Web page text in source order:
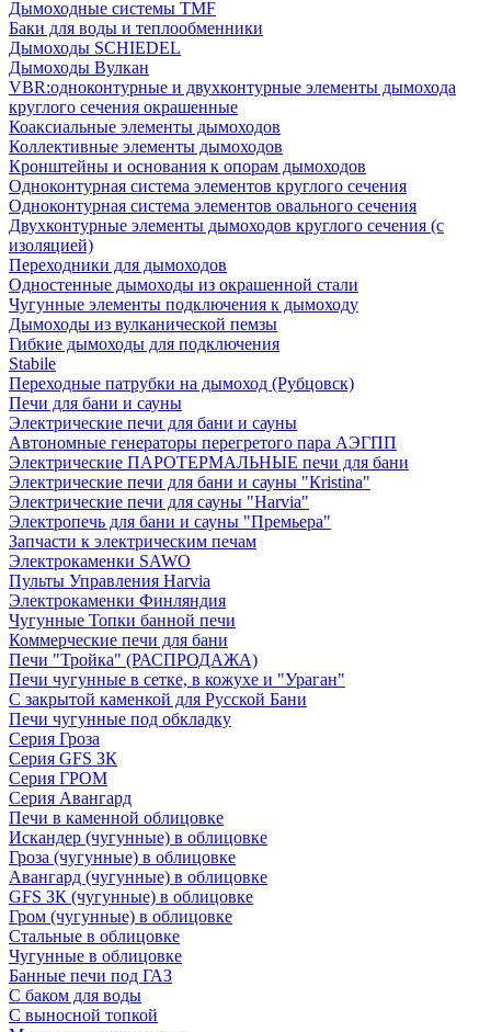
Дымоходные системы TMF
Баки для воды и теплообменники
Дымоходы SCHIEDEL
Дымоходы Вулкан
VBR:одноконтурные и двухконтурные элементы дымохода
круглого сечения окрашенные
Коаксиальные элементы дымоходов
Коллективные элементы дымоходов
Кронштейны и основания к опорам дымоходов
Одноконтурная система элементов круглого сечения
Одноконтурная система элементов овального сечения
Двухконтурные элементы дымоходов круглого сечения (с
изоляцией)
Переходники для дымоходов
Одностенные дымоходы из окрашенной стали
Чугунные элементы подключения к дымоходу
Дымоходы из вулканической пемзы
Гибкие дымоходы для подключения
Stabile
Переходные патрубки на дымоход (Рубцовск)
Печи для бани и сауны
Электрические печи для бани и сауны
Автономные генераторы перегретого пара АЭГПП
Электрические ПАРОТЕРМАЛЬНЫЕ печи для бани
Электрические печи для бани и сауны "Кristina"
Электрические печи для сауны "Harvia"
Электропечь для бани и сауны "Премьера"
Запчасти к электрическим печам
Электрокаменки SAWO
Пульты Управления Harvia
Электрокаменки Финляндия
Чугунные Топки банной печи
Коммерческие печи для бани
Печи "Тройка" (РАСПРОДАЖА)
Печи чугунные в сетке, в кожухе и "Ураган"
С закрытой каменкой для Русской Бани
Печи чугунные под обкладку
Серия Гроза
Серия GFS ЗК
Серия ГРОМ
Серия Авангард
Печи в каменной облицовке
Искандер (чугунные) в облицовке
Гроза (чугунные) в облицовке
Авангард (чугунные) в облицовке
GFS ЗК (чугунные) в облицовке
Гром (чугунные) в облицовке
Стальные в облицовке
Чугунные в облицовке
Банные печи под ГАЗ
С баком для воды
С выносной топкой